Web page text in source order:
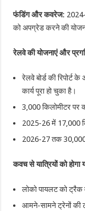
फंडिंग और कवरेज:
को अपग्रेड करने की
रेलवे की योजनाएं और
रेलवे बोर्ड की
कार्य पूरा हो चुका है।
3,000 किलोमीटर पर
2025-26 में 17,000
2026-27 तक 30,000
कवच से यात्रियों को होगा
लोको पायलट को ट्रैक
आमने-सामने ट्रेनों की